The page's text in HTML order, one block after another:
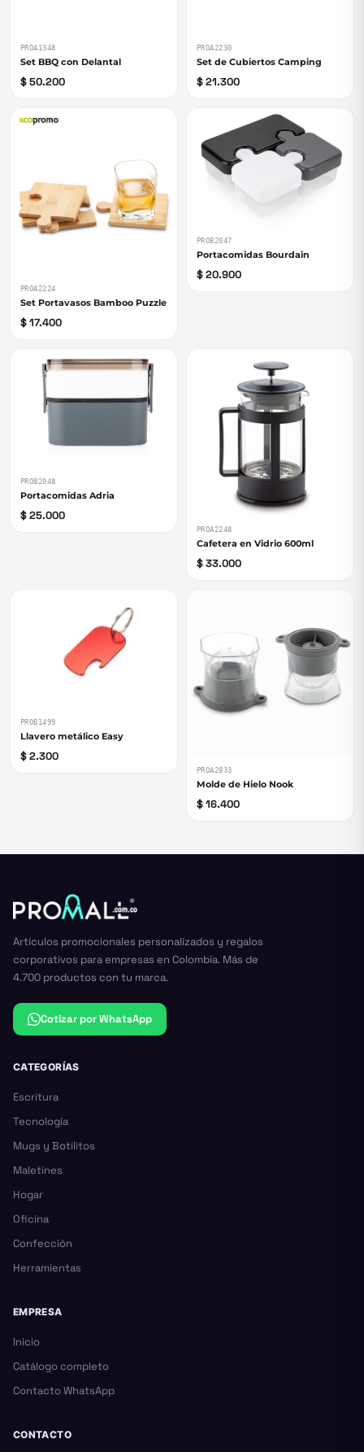
PROA1348
Set BBQ con Delantal
$ 50.200
PROA2230
Set de Cubiertos Camping
$ 21.300
PROA2224
Set Portavasos Bamboo Puzzle
$ 17.400
PROB2047
Portacomidas Bourdain
$ 20.900
PROB2048
Portacomidas Adria
$ 25.000
PROA2248
Cafetera en Vidrio 600ml
$ 33.000
PROB1499
Llavero metálico Easy
$ 2.300
PROA2833
Molde de Hielo Nook
$ 16.400
Artículos promocionales personalizados y regalos
corporativos para empresas en Colombia. Más de
4.700 productos con tu marca.
Cotizar por WhatsApp
CATEGORÍAS
Escritura
Tecnología
Mugs y Botilitos
Maletines
Hogar
Oficina
Confección
Herramientas
EMPRESA
Inicio
Catálogo completo
Contacto WhatsApp
CONTACTO